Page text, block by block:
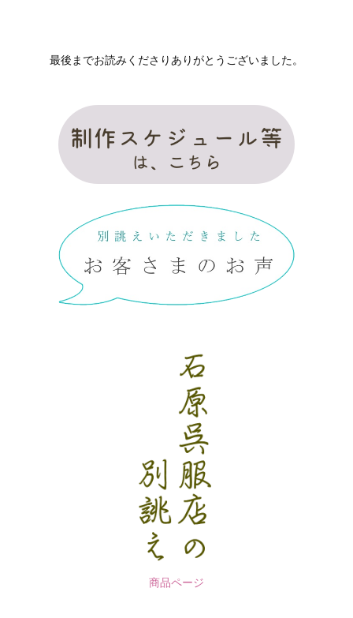
最後までお読みくださりありがとうございました。
商品ページ